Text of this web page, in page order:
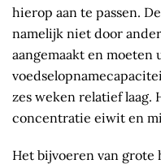
hierop aan te passen.
namelijk niet door
aangemaakt en moeten
zes weken relatief laag.
concentratie eiwit en
Het bijvoeren van grote